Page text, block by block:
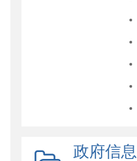
政府信息